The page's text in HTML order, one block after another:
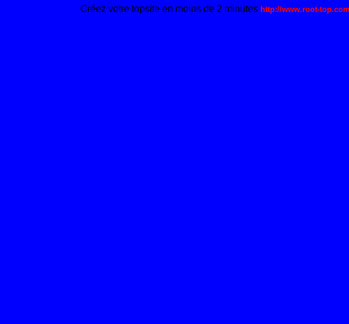
Créez votre topsite en moins de 2 minutes http://www.root-